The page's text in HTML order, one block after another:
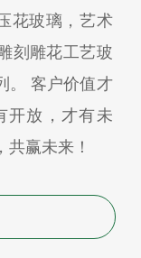
花玻璃，艺术
刻雕花工艺玻
。 客户价值才
开放，才有未
赢未来！